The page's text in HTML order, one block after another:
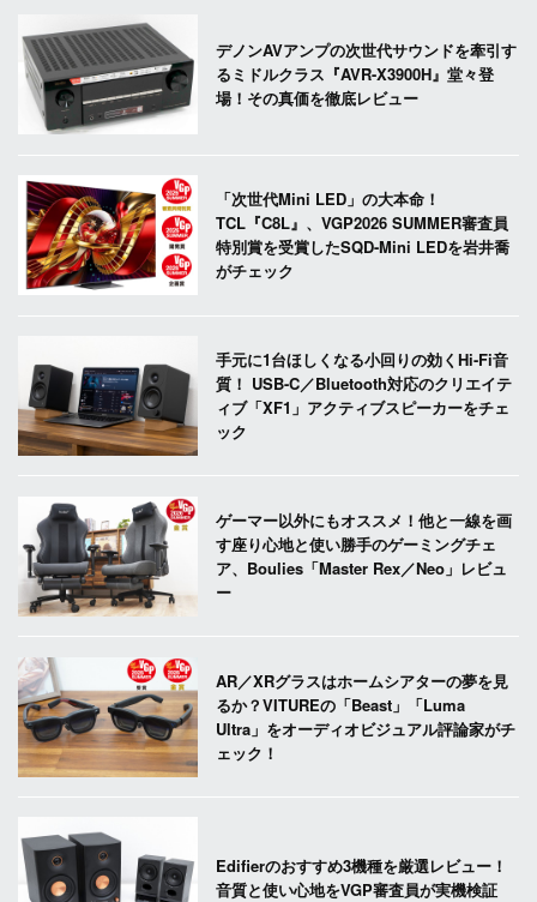
デノンAVアンプの次世代サウンドを牽引す
るミドルクラス『AVR-X3900H』堂々登
場！その真価を徹底レビュー
「次世代Mini LED」の大本命！
TCL『C8L』、VGP2026 SUMMER審査員
特別賞を受賞したSQD-Mini LEDを岩井喬
がチェック
手元に1台ほしくなる小回りの効くHi-Fi音
質！ USB-C／Bluetooth対応のクリエイテ
ィブ「XF1」アクティブスピーカーをチェ
ック
ゲーマー以外にもオススメ！他と一線を画
す座り心地と使い勝手のゲーミングチェ
ア、Boulies「Master Rex／Neo」レビュ
ー
AR／XRグラスはホームシアターの夢を見
るか？VITUREの「Beast」「Luma
Ultra」をオーディオビジュアル評論家がチ
ェック！
Edifierのおすすめ3機種を厳選レビュー！
音質と使い心地をVGP審査員が実機検証